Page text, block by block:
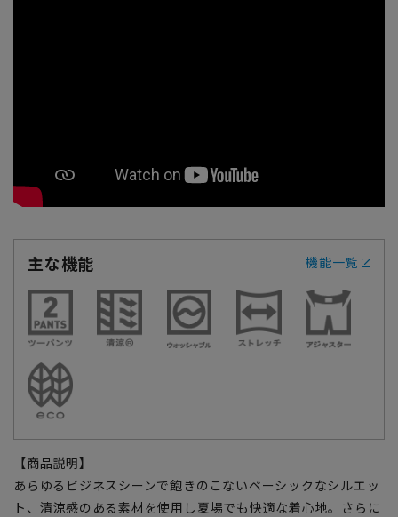
主な機能 機能一覧
【商品説明】
あらゆるビジネスシーンで飽きのこないベーシックなシルエッ
ト、清涼感のある素材を使用し夏場でも快適な着心地。さらに